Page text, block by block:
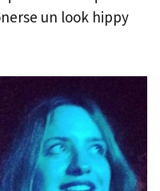
un look hippy